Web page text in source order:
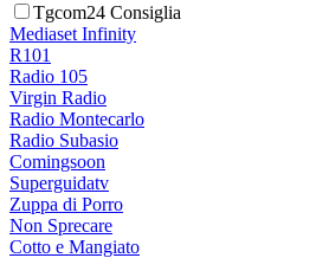
Tgcom24 Consiglia
Mediaset Infinity
R101
Radio 105
Virgin Radio
Radio Montecarlo
Radio Subasio
Comingsoon
Superguidatv
Zuppa di Porro
Non Sprecare
Cotto e Mangiato